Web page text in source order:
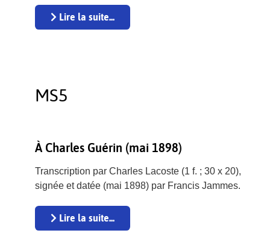
Lire la suite...
MS5
À Charles Guérin (mai 1898)
Transcription par Charles Lacoste (1 f. ; 30 x 20),
signée et datée (mai 1898) par Francis Jammes.
Lire la suite...